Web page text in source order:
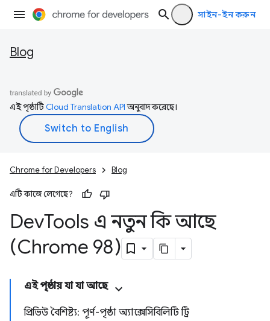
সাইন-ইন করুন
Blog
এই পৃষ্ঠাটিCloud Translation APIঅনুবাদ করেছে।
Chrome for Developers Blog
এটি কাজে লেগেছে?
DevTools এ নতুন কি আছে
(Chrome 98)
এই পৃষ্ঠায় যা যা আছে
প্রিভিউ বৈশিষ্ট্য: পূর্ণ-পৃষ্ঠা অ্যাক্সেসিবিলিটি ট্রি